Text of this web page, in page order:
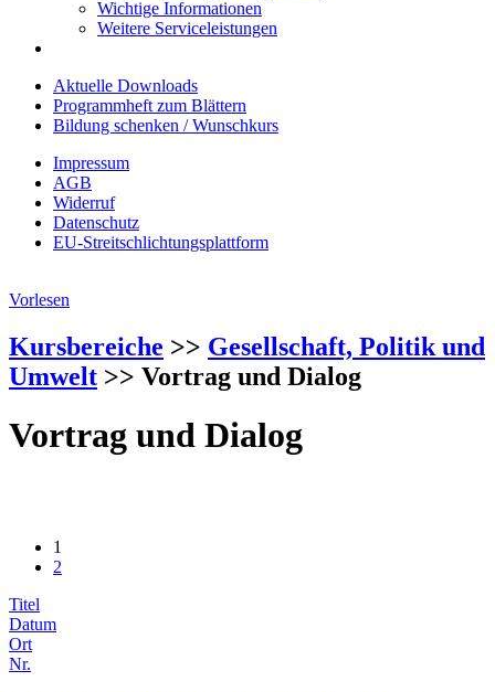
Wichtige Informationen
Weitere Serviceleistungen
Aktuelle Downloads
Programmheft zum Blättern
Bildung schenken / Wunschkurs
Impressum
AGB
Widerruf
Datenschutz
EU-Streitschlichtungsplattform
Vorlesen
Kursbereiche >> Gesellschaft, Politik und
Umwelt >> Vortrag und Dialog
Vortrag und Dialog
1
2
Titel
Datum
Ort
Nr.